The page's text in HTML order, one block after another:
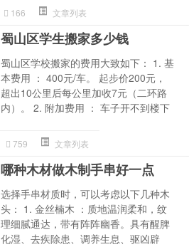
166 文章列表
蜀山区学生搬家多少钱
蜀山区学校搬家的费用大致如下： 1. 基
本费用 ： 400元/车。 起步价200元，
超出10公里后每公里加收7元（二环路
内）。 2. 附加费用 ： 车子开不到楼下
759 文章列表
哪种木材做木制手串好一点
选择手串材质时，可以考虑以下几种木
头： 1. 金丝楠木 ：质地温润柔和，纹
理细腻通达，带有阵阵幽香。具有醒脾
化湿、去疾除患、调养生息、驱凶辟